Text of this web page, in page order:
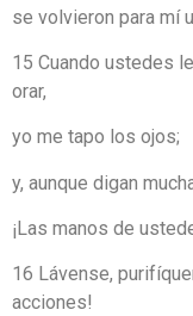
se volvieron para mí
15 Cuando ustedes
orar,
yo me tapo los ojos;
y, aunque digan
¡Las manos de
16 Lávense,
acciones!